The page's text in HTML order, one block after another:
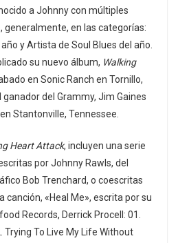
a Johnny con múltiples
generalmente, en las categorías:
y Artista de Soul Blues del año.
su nuevo álbum, Walking
en Sonic Ranch en Tornillo,
del Grammy, Jim Gaines
Stantonville, Tennessee.
Heart Attack, incluyen una serie
por Johnny Rawls, del
Bob Trenchard, o coescritas
canción, «Heal Me», escrita por su
Records, Derrick Procell: 01.
Trying To Live My Life Without